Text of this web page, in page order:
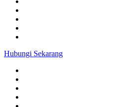
Hubungi Sekarang